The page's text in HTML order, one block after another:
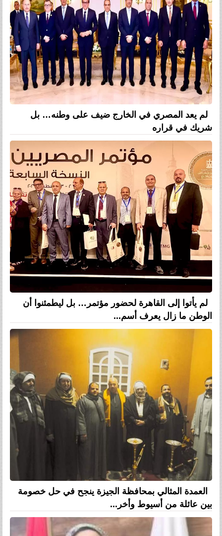
لم يعد المصري في الخارج ضيف على وطنه… بل
شريك في قراره
لم يأتوا إلى القاهرة لحضور مؤتمر… بل ليطمئنوا أن
الوطن ما زال يعرف أسم...
العمدة المثالي بمحافظة الجيزة ينجح في حل خصومة
بين عائلة من أسيوط وأخر...